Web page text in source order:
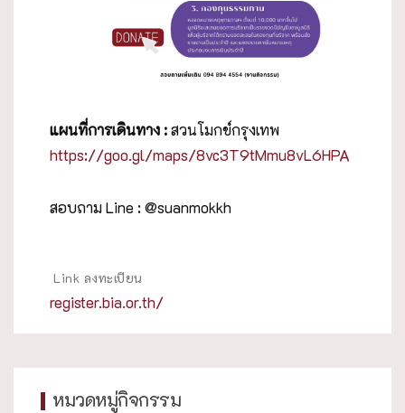
แผนที่การเดินทาง :สวนโมกข์กรุงเทพ
https://goo.gl/maps/8vc3T9tMmu8vL6HPA
สอบถาม Line : @suanmokkh
Link ลงทะเบียน
register.bia.or.th/
หมวดหมู่กิจกรรม